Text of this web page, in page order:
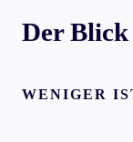
Der Blick
WENIGER